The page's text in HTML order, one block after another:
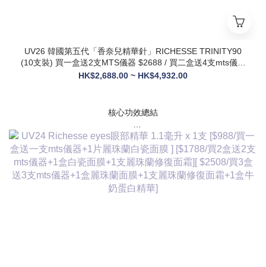
UV26 韓國第五代「香奈兒精華針」RICHESSE TRINITY90
(10支裝) 買一盒送2支MTS儀器 $2688 / 買二盒送4支mts儀器
+1盒麗珠蘭面膜+1支麗珠蘭修復面霜 $3288
HK$2,688.00 ~ HK$4,932.00
核心功效總結
✅ 膠原新生：促進膠原蛋白合成，改善皮膚自然代謝，淡化皺
紋、緊致輪廓
✅ 修護煥膚：改善痤瘡疤痕、色素沈著，修復受損肌膚屏障
✅ 營養供給：為皮膚提供全方位營養，增強彈性與光澤感
✅ 水潤亮白：深層補水鎖水，提亮膚色，讓肌膚通透飽滿
✅ 抗衰維穩：調節皮膚狀態，改善敏感與暗沈，維持健康年輕